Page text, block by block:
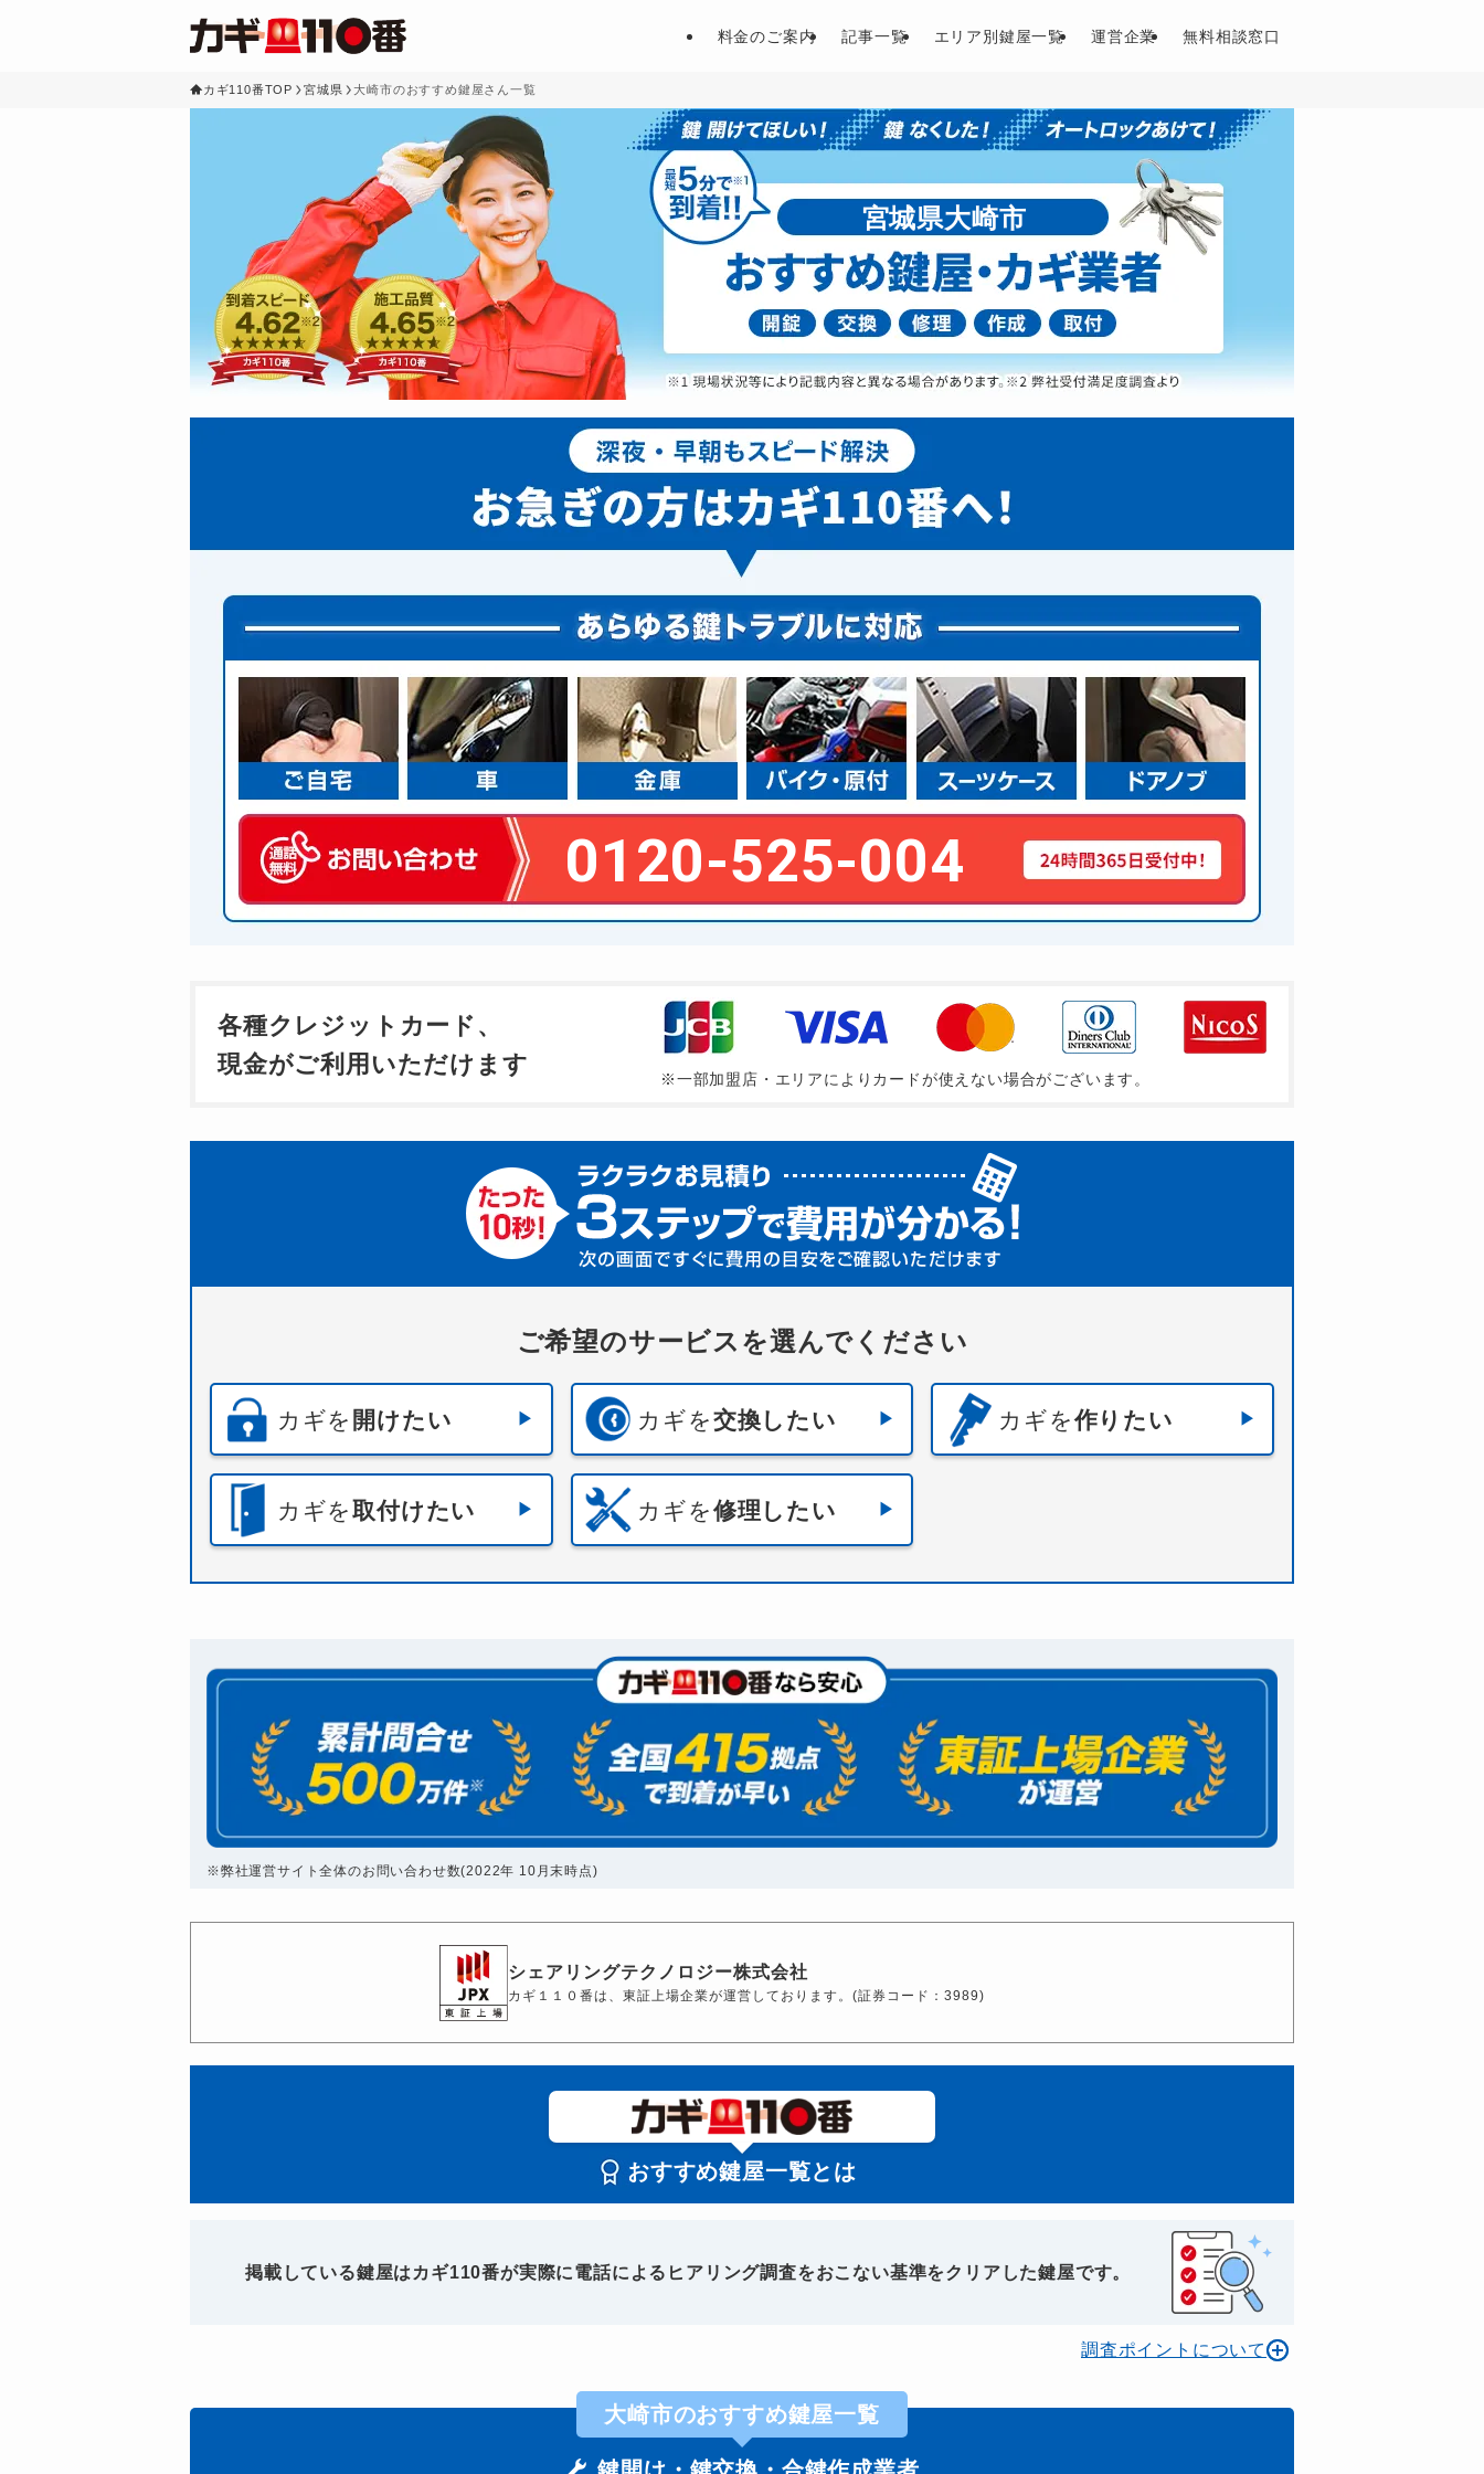
料金のご案内 記事一覧 エリア別鍵屋一覧 運営企業 無料相談窓口
カギ110番TOP 宮城県 大崎市のおすすめ鍵屋さん一覧
宮城県大崎市
0120-525-004
各種クレジットカード、
現金がご利用いただけます
※一部加盟店・エリアによりカードが使えない場合がございます。
ご希望のサービスを選んでください
カギを 開けたい カギを交換したい カギを作りたい
カギを取付けたい カギを修理したい
※弊社運営サイト全体のお問い合わせ数(2022年 10月末時点)
シェアリングテクノロジー株式会社
カギ１１０番は、東証上場企業が運営しております。(証券コード：3989)
おすすめ鍵屋一覧とは
掲載している鍵屋はカギ110番が実際に電話によるヒアリング調査をおこない基準をクリアした鍵屋です。
調査ポイントについて
大崎市のおすすめ鍵屋一覧